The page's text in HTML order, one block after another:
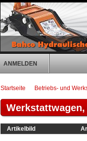
ANMELDEN
Startseite Betriebs- und
Artikelbild